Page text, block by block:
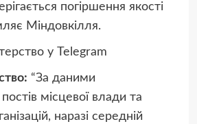
погіршення якості
Міндовкілля.
у Telegram
“За даними
місцевої влади та
наразі середній